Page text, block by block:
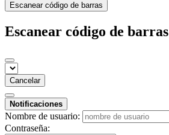
Escanear código de barras
Escanear código de barras
Cancelar
Notificaciones
Nombre de usuario:
Contraseña: